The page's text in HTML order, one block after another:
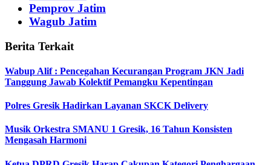
Pemprov Jatim
Wagub Jatim
Berita Terkait
Wabup Alif : Pencegahan Kecurangan Program JKN Jadi
Tanggung Jawab Kolektif Pemangku Kepentingan
Polres Gresik Hadirkan Layanan SKCK Delivery
Musik Orkestra SMANU 1 Gresik, 16 Tahun Konsisten
Mengasah Harmoni